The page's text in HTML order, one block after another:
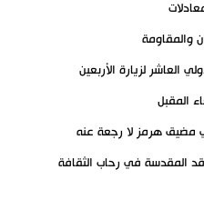
والمقاومة
العاشر لزيارة الأربعين
المقبل
مضيق هرمز لا رجعة عنه
المقدسة في رحاب الثقافة